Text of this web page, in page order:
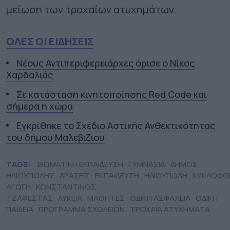
μείωση των τροχαίων ατυχημάτων.
ΟΛΕΣ ΟΙ ΕΙΔΗΣΕΙΣ
Νέους Αντιπεριφερειάρχες όρισε ο Νίκος
Χαρδαλιάς
Σε κατάσταση κινητοποίησης Red Code και
σήμερα η χώρα
Εγκρίθηκε το Σχέδιο Αστικής Ανθεκτικότητας
του δήμου Μαλεβιζίου
TAGS: ΒΙΩΜΑΤΙΚΗ ΕΚΠΑΙΔΕΥΣΗ ΓΥΜΝΑΣΙΑ ΔΗΜΟΣ
ΗΛΙΟΥΠΟΛΗΣ ΔΡΑΣΕΙΣ ΕΚΠΑΙΔΕΥΣΗ ΗΛΙΟΥΠΟΛΗ
ΑΓΩΓΗ ΚΩΝΣΤΑΝΤΙΝΟΣ
ΤΖΑΦΕΣΤΑΣ ΛΥΚΕΙΑ ΜΑΘΗΤΕΣ ΟΔΙΚΗ ΑΣΦΑΛΕΙΑ ΟΔΙΚΗ
ΠΑΙΔΕΙΑ ΠΡΟΓΡΑΜΜΑ ΣΧΟΛΕΙΩΝ ΤΡΟΧΑΙΑ ΑΤΥΧΗΜΑΤΑ